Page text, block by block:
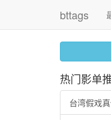
bttags
热门影单
台湾假戏